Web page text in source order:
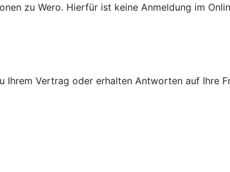
zu Wero. Hierfür ist keine Anmeldung im
Ihrem Vertrag oder erhalten Antworten auf Ihre